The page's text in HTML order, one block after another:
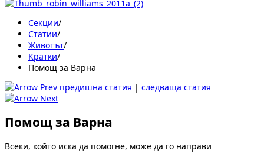
Секции/
Статии/
Животът/
Кратки/
Помощ за Варна
предишна статия | следваща статия
Помощ за Варна
Всеки, който иска да помогне, може да го направи